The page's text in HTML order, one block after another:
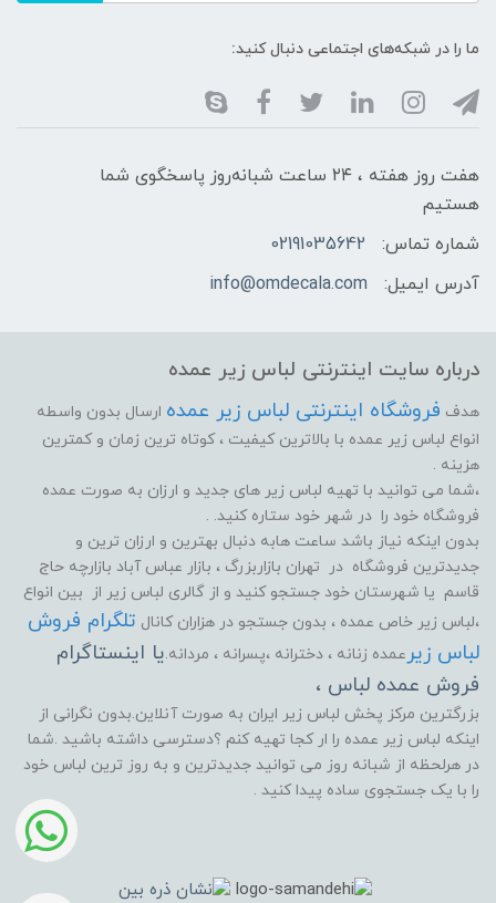
ما را در شبکه‌های اجتماعی دنبال کنید:
هفت روز هفته ، ۲۴ ساعت شبانه‌روز پاسخگوی شما
هستیم
شماره تماس:
02191035642
آدرس ایمیل:
info@omdecala.com
درباره سایت اینترنتی لباس زیر عمده
هدف فروشگاه اینترنتی لباس زیر عمده ارسال بدون واسطه
انواع لباس زیر عمده با بالاترین کیفیت ، کوتاه ترین زمان و کمترین
هزینه .
،شما می توانید با تهیه لباس زیر های جدید و ارزان به صورت عمده
فروشگاه خود را در شهر خود ستاره کنید. .
بدون اینکه نیاز باشد ساعت هابه دنبال بهترین و ارزان ترین و
جدیدترین فروشگاه در تهران بازاربزرگ ، بازار عباس آباد بازارچه حاج
قاسم یا شهرستان خود جستجو کنید و از گالری لباس زیر از بین انواع
،لباس زیر خاص عمده ، بدون جستجو در هزاران کانال تلگرام فروش
لباس زیر عمده زنانه ، دخترانه ،پسرانه ، مردانه.یا اینستاگرام
فروش عمده لباس ،
بزرگترین مرکز پخش لباس زیر ایران به صورت آنلاین.بدون نگرانی از
اینکه لباس زیر عمده را ار کجا تهیه کنم ؟دسترسی داشته باشید .شما
در هرلحظه از شبانه روز می توانید جدیدترین و به روز ترین لباس خود
را با یک جستجوی ساده پیدا کنید .